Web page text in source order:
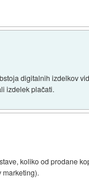
digitalnih izdelkov
izdelek plačati.
koliko od prodane
marketing).